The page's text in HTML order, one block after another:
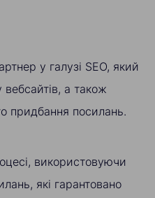
у галузі SEO, який
вебсайтів, а також
придбання посилань.
використовуючи
які гарантовано